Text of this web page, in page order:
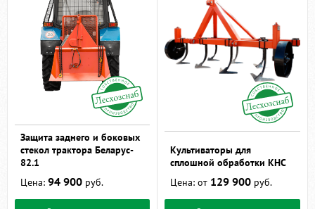
Защита заднего и боковых
стекол трактора Беларус-
82.1
Цена: 94 900 руб.
Культиваторы для
сплошной обработки КНС
Цена: от 129 900 руб.